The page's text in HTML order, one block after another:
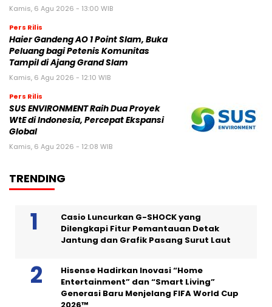
Kamis, 6 Agu 2026 - 13:00 WIB
Pers Rilis
Haier Gandeng AO 1 Point Slam, Buka
Peluang bagi Petenis Komunitas
Tampil di Ajang Grand Slam
Kamis, 6 Agu 2026 - 12:10 WIB
Pers Rilis
SUS ENVIRONMENT Raih Dua Proyek
WtE di Indonesia, Percepat Ekspansi
Global
Kamis, 6 Agu 2026 - 12:08 WIB
TRENDING
Casio Luncurkan G-SHOCK yang
Dilengkapi Fitur Pemantauan Detak
Jantung dan Grafik Pasang Surut Laut
Hisense Hadirkan Inovasi “Home
Entertainment” dan “Smart Living”
Generasi Baru Menjelang FIFA World Cup
2026™